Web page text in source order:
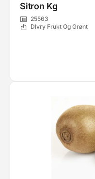
Sitron Kg
25563
Dlvry Frukt Og Grønt